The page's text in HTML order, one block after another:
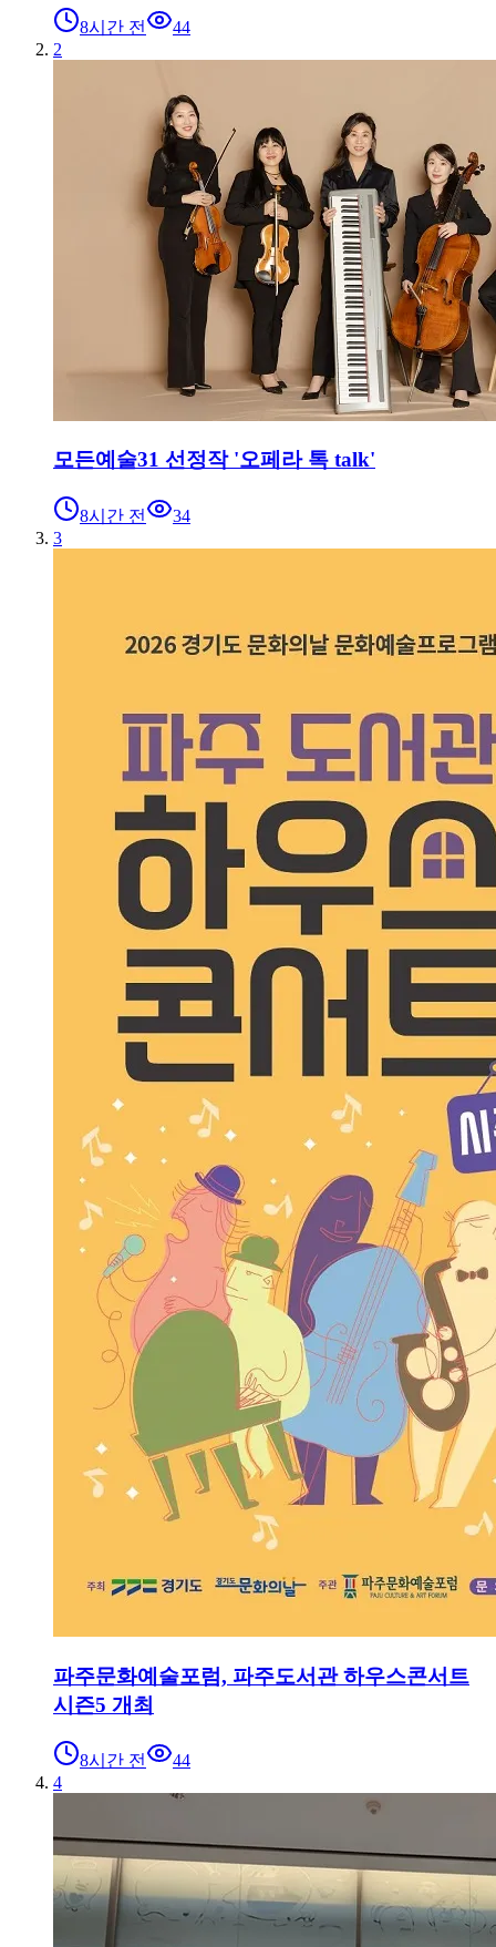
8시간 전
44
2
모든예술31 선정작 '오페라 톡 talk'
8시간 전
34
3
파주문화예술포럼, 파주도서관 하우스콘서트
시즌5 개최
8시간 전
44
4